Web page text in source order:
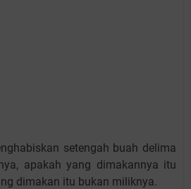
setengah buah delima
apakah yang dimakannya itu
dimakan itu bukan miliknya.